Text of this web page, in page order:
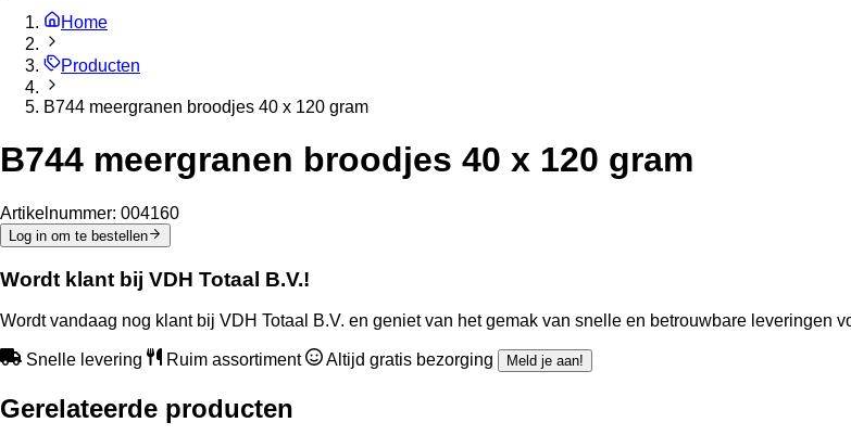
Home
Producten
B744 meergranen broodjes 40 x 120 gram
B744 meergranen broodjes 40 x 120 gram
Artikelnummer: 004160
Log in om te bestellen
Wordt klant bij VDH Totaal B.V.!
Wordt vandaag nog klant bij VDH Totaal B.V. en geniet van het gemak van snelle en betrouwbare leveringen
Snelle levering Ruim assortiment Altijd gratis bezorging Meld je aan!
Gerelateerde producten